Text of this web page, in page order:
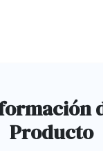
Producto